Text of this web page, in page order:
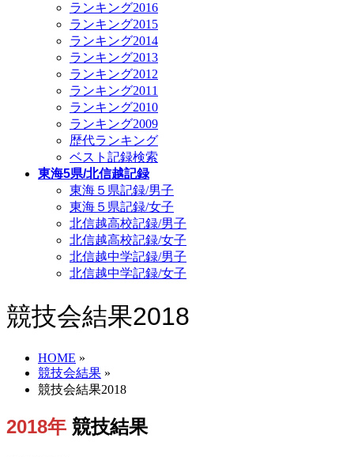
ランキング2016
ランキング2015
ランキング2014
ランキング2013
ランキング2012
ランキング2011
ランキング2010
ランキング2009
歴代ランキング
ベスト記録検索
東海5県/北信越記録
東海５県記録/男子
東海５県記録/女子
北信越高校記録/男子
北信越高校記録/女子
北信越中学記録/男子
北信越中学記録/女子
競技会結果2018
HOME »
競技会結果 »
競技会結果2018
2018年 競技結果